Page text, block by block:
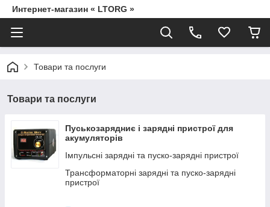
Интернет-магазин « LTORG »
Товари та послуги
Товари та послуги
Пуськозарядниє і зарядні пристрої для
акумуляторів
Імпульсні зарядні та пуско-зарядні пристрої
Трансформаторні зарядні та пуско-зарядні
пристрої